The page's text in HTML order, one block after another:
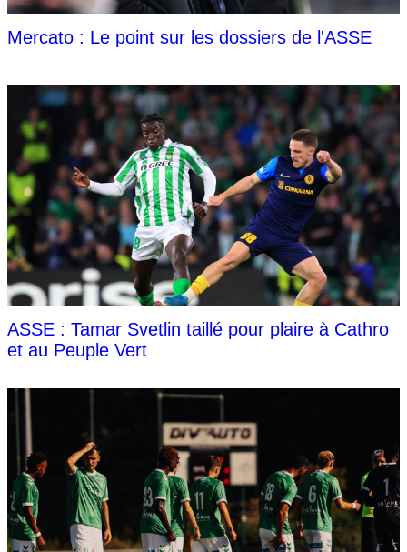
Mercato : Le point sur les dossiers de l'ASSE
ASSE : Tamar Svetlin taillé pour plaire à Cathro
et au Peuple Vert